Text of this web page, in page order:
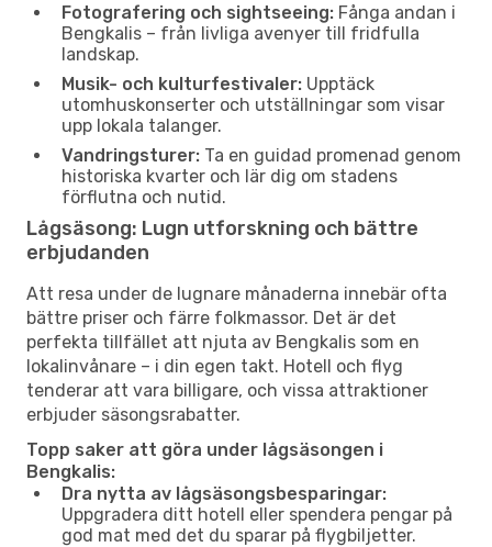
Fotografering och sightseeing: Fånga andan i
Bengkalis – från livliga avenyer till fridfulla
landskap.
Musik- och kulturfestivaler: Upptäck
utomhuskonserter och utställningar som visar
upp lokala talanger.
Vandringsturer: Ta en guidad promenad genom
historiska kvarter och lär dig om stadens
förflutna och nutid.
Lågsäsong: Lugn utforskning och bättre
erbjudanden
Att resa under de lugnare månaderna innebär ofta
bättre priser och färre folkmassor. Det är det
perfekta tillfället att njuta av Bengkalis som en
lokalinvånare – i din egen takt. Hotell och flyg
tenderar att vara billigare, och vissa attraktioner
erbjuder säsongsrabatter.
Topp saker att göra under lågsäsongen i
Bengkalis:
Dra nytta av lågsäsongsbesparingar:
Uppgradera ditt hotell eller spendera pengar på
god mat med det du sparar på flygbiljetter.